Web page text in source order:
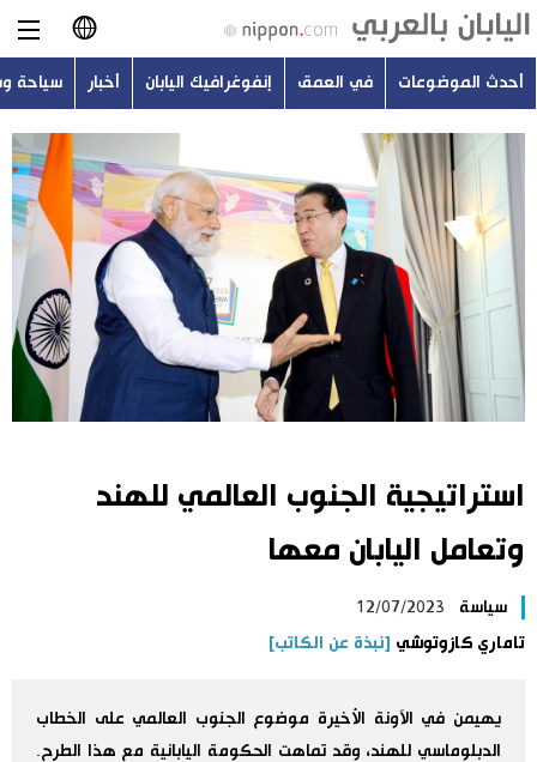
日本語
简体字
繁體字
Français
Español
أحدث الموضوعات
في العمق
إنفوغرافيك اليابان
سياحة وسفر
اليابان في فيديو
مانغا وأنيمي
علوم وتكنولوجيا
أحدث الموضوعات في العمق إنفوغرافيك اليابان أخبار سياحة
استراتيجية الجنوب العالمي للهند
وتعامل اليابان معها
سياسة
12/07/2023
تاماري كازوتوشي [نبذة عن الكاتب]
يهيمن في الآونة الأخيرة موضوع الجنوب العالمي على الخطاب
الدبلوماسي للهند، وقد تماهت الحكومة اليابانية مع هذا الطرح.